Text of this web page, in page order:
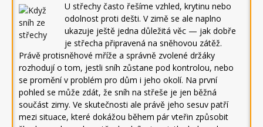
U střechy často řešíme vzhled, krytinu nebo
odolnost proti dešti. V zimě se ale naplno
ukazuje ještě jedna důležitá věc — jak dobře
je střecha připravená na sněhovou zátěž.
Právě protisněhové mříže a správně zvolené držáky
rozhodují o tom, jestli sníh zůstane pod kontrolou, nebo
se promění v problém pro dům i jeho okolí. Na první
pohled se může zdát, že sníh na střeše je jen běžná
součást zimy. Ve skutečnosti ale právě jeho sesuv patří
mezi situace, které dokážou během pár vteřin způsobit